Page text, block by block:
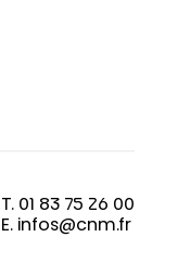
T. 01 83 75 26 00
E. infos@cnm.fr